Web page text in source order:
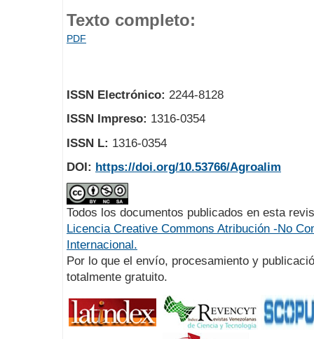
Texto completo:
PDF
ISSN Electrónico: 2244-8128
ISSN Impreso: 1316-0354
ISSN L: 1316-0354
DOI: https://doi.org/10.53766/Agroalim
Todos los documentos publicados en esta
Licencia Creative Commons Atribución -No
Internacional.
Por lo que el envío, procesamiento y
totalmente gratuito.